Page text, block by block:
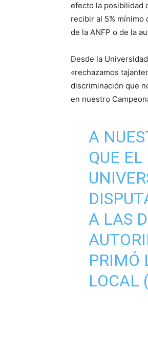
efecto la posibilidad
recibir al 5%
de la ANFP o de la
Desde la
«rechazamos
discriminación que
en nuestro
A
QUE
A LAS
PRIMÓ
LOCAL